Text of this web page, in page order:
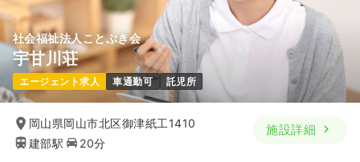
社会福祉法人ことぶき会
宇甘川荘
エージェント求人 車通勤可 託児所
岡山県岡山市北区御津紙工1410
建部駅
20分
施設詳細